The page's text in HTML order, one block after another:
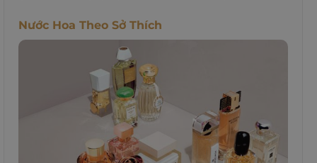
Nước Hoa Theo Sở Thích